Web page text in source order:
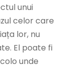
unui
celor care
lor, nu
El poate fi
unde